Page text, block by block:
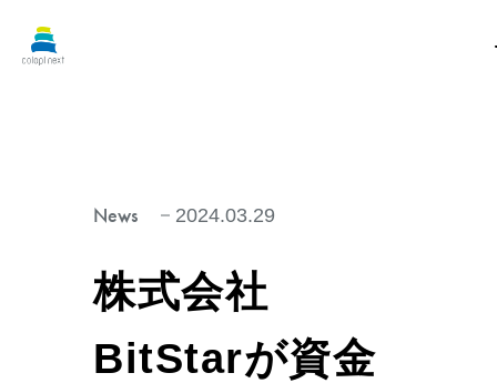
News 2024.03.29
株式会社
BitStarが資金